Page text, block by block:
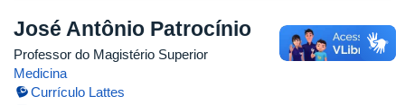
José Antônio Patrocínio
Professor do Magistério Superior
Medicina
Currículo Lattes